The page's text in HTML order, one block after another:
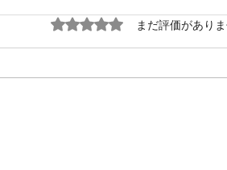
5つ星のうち0と評価されて
まだ評価があり